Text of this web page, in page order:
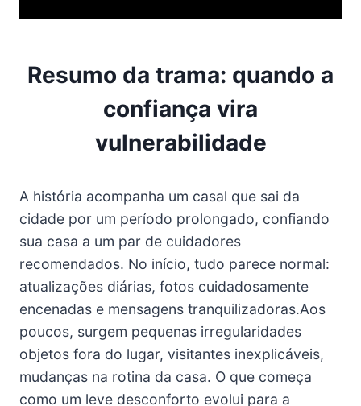
Resumo da trama: quando a
confiança vira
vulnerabilidade
A história acompanha um casal que sai da
cidade por um período prolongado, confiando
sua casa a um par de cuidadores
recomendados. No início, tudo parece normal:
atualizações diárias, fotos cuidadosamente
encenadas e mensagens tranquilizadoras.Aos
poucos, surgem pequenas irregularidades
objetos fora do lugar, visitantes inexplicáveis,
mudanças na rotina da casa. O que começa
como um leve desconforto evolui para a